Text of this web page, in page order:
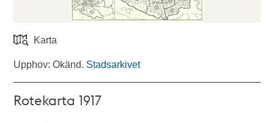
Karta
Upphov: Okänd. Stadsarkivet
Rotekarta 1917